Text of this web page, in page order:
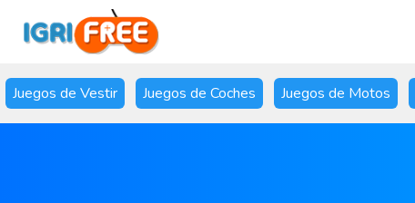
Juegos de Vestir Juegos de Coches Juegos de Motos